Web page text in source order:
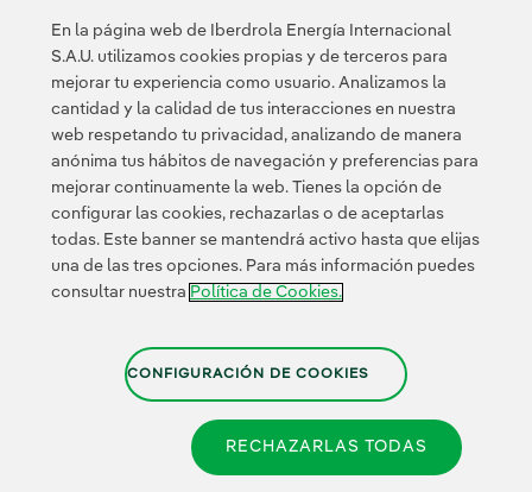
Administración
Informes
Sostenibilidad
Nuestros
compromisos
Medio ambiente
Innovación
Proveedores
Portal de Proveedor
Política de Privacidad|Información legal| Transparencia
En la página web de Iberdrola Energía Internacional
S.A.U. utilizamos cookies propias y de terceros para
mejorar tu experiencia como usuario. Analizamos la
cantidad y la calidad de tus interacciones en nuestra
web respetando tu privacidad, analizando de manera
anónima tus hábitos de navegación y preferencias para
mejorar continuamente la web. Tienes la opción de
configurar las cookies, rechazarlas o de aceptarlas
todas. Este banner se mantendrá activo hasta que elijas
una de las tres opciones. Para más información puedes
consultar nuestra Política de Cookies.Enlace
se
abre
en
ventana
nueva.
CONFIGURACIÓN DE COOKIES
RECHAZARLAS TODAS